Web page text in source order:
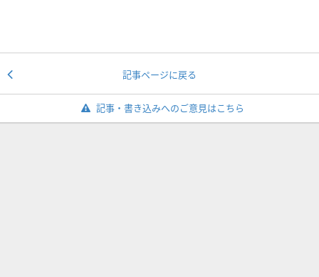
記事ページに戻る
記事・書き込みへのご意見はこちら